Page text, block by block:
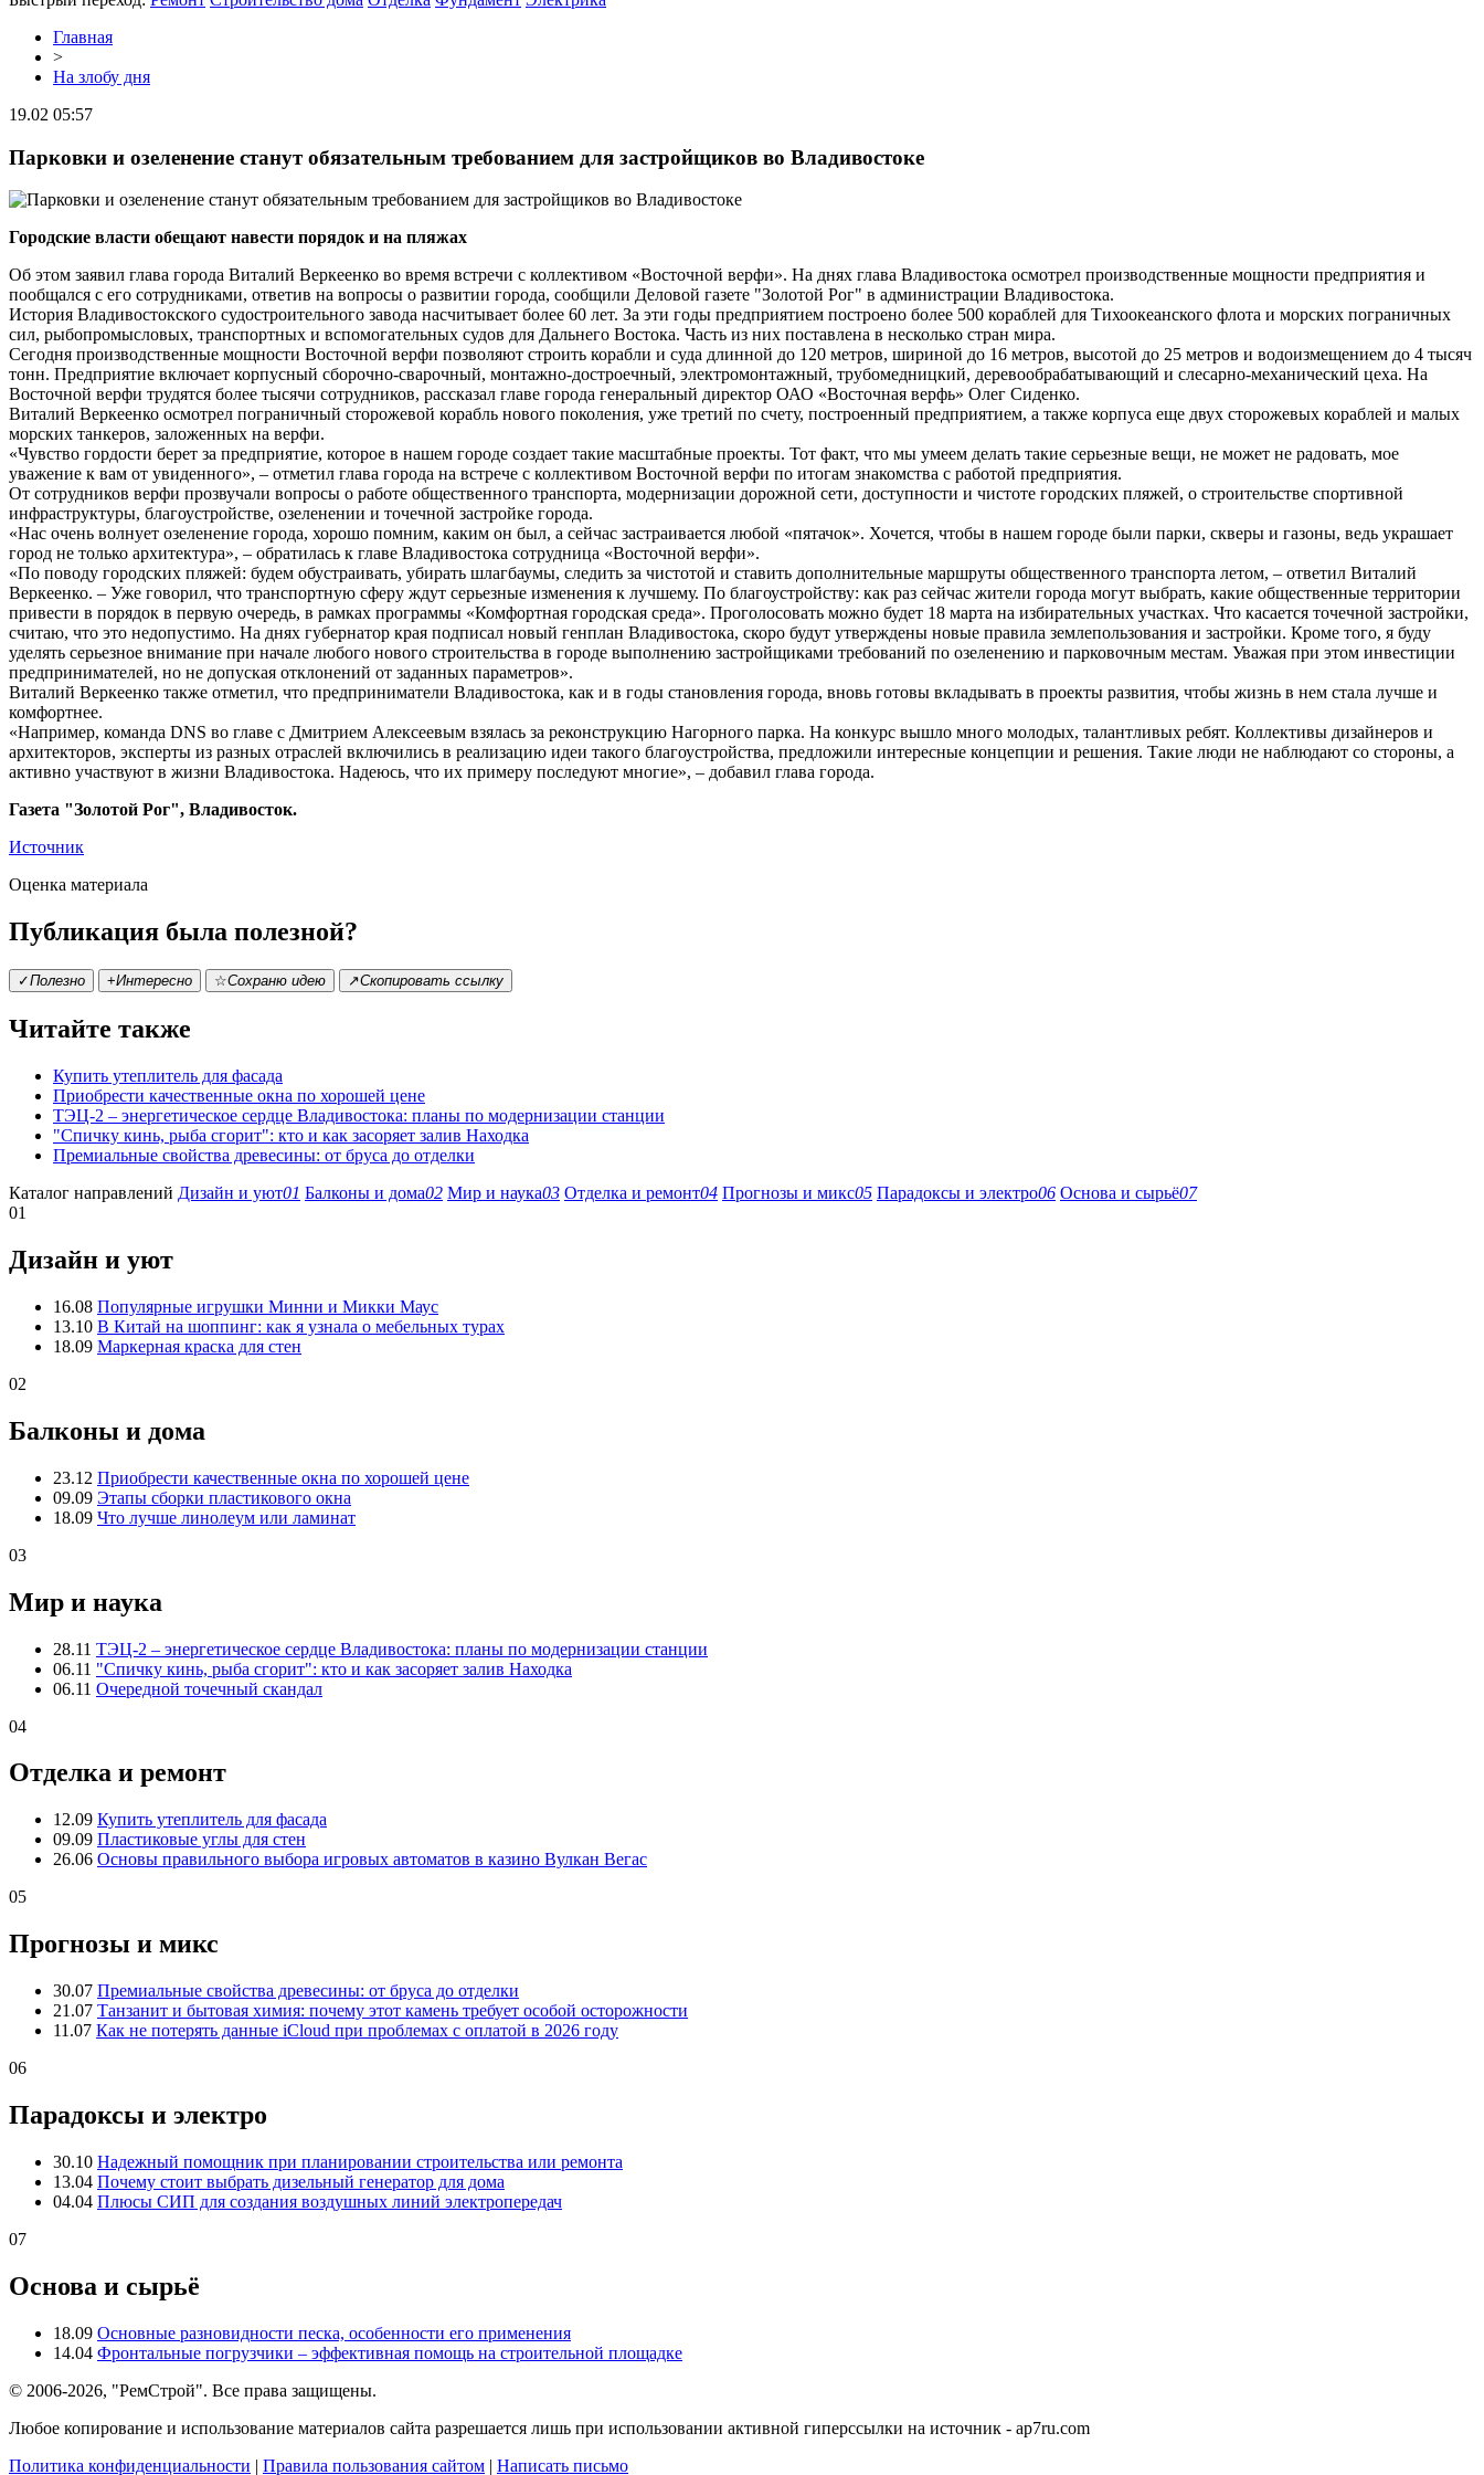
Главная
>
На злобу дня
19.02 05:57
Парковки и озеленение станут обязательным требованием для застройщиков во Владивостоке
Городские власти обещают навести порядок и на пляжах
Об этом заявил глава города Виталий Веркеенко во время встречи с коллективом «Восточной верфи». На днях глава Владивостока осмотрел производственные мощности предприятия и
пообщался с его сотрудниками, ответив на вопросы о развитии города, сообщили Деловой газете "Золотой Рог" в администрации Владивостока.
История Владивостокского судостроительного завода насчитывает более 60 лет. За эти годы предприятием построено более 500 кораблей для Тихоокеанского флота и морских пограничных
сил, рыбопромысловых, транспортных и вспомогательных судов для Дальнего Востока. Часть из них поставлена в несколько стран мира.
Сегодня производственные мощности Восточной верфи позволяют строить корабли и суда длинной до 120 метров, шириной до 16 метров, высотой до 25 метров и водоизмещением до 4 тысяч
тонн. Предприятие включает корпусный сборочно-сварочный, монтажно-достроечный, электромонтажный, трубомедницкий, деревообрабатывающий и слесарно-механический цеха. На
Восточной верфи трудятся более тысячи сотрудников, рассказал главе города генеральный директор ОАО «Восточная верфь» Олег Сиденко.
Виталий Веркеенко осмотрел пограничный сторожевой корабль нового поколения, уже третий по счету, построенный предприятием, а также корпуса еще двух сторожевых кораблей и малых
морских танкеров, заложенных на верфи.
«Чувство гордости берет за предприятие, которое в нашем городе создает такие масштабные проекты. Тот факт, что мы умеем делать такие серьезные вещи, не может не радовать, мое
уважение к вам от увиденного», – отметил глава города на встрече с коллективом Восточной верфи по итогам знакомства с работой предприятия.
От сотрудников верфи прозвучали вопросы о работе общественного транспорта, модернизации дорожной сети, доступности и чистоте городских пляжей, о строительстве спортивной
инфраструктуры, благоустройстве, озеленении и точечной застройке города.
«Нас очень волнует озеленение города, хорошо помним, каким он был, а сейчас застраивается любой «пятачок». Хочется, чтобы в нашем городе были парки, скверы и газоны, ведь украшает
город не только архитектура», – обратилась к главе Владивостока сотрудница «Восточной верфи».
«По поводу городских пляжей: будем обустраивать, убирать шлагбаумы, следить за чистотой и ставить дополнительные маршруты общественного транспорта летом, – ответил Виталий
Веркеенко. – Уже говорил, что транспортную сферу ждут серьезные изменения к лучшему. По благоустройству: как раз сейчас жители города могут выбрать, какие общественные территории
привести в порядок в первую очередь, в рамках программы «Комфортная городская среда». Проголосовать можно будет 18 марта на избирательных участках. Что касается точечной застройки,
считаю, что это недопустимо. На днях губернатор края подписал новый генплан Владивостока, скоро будут утверждены новые правила землепользования и застройки. Кроме того, я буду
уделять серьезное внимание при начале любого нового строительства в городе выполнению застройщиками требований по озеленению и парковочным местам. Уважая при этом инвестиции
предпринимателей, но не допуская отклонений от заданных параметров».
Виталий Веркеенко также отметил, что предприниматели Владивостока, как и в годы становления города, вновь готовы вкладывать в проекты развития, чтобы жизнь в нем стала лучше и
комфортнее.
«Например, команда DNS во главе с Дмитрием Алексеевым взялась за реконструкцию Нагорного парка. На конкурс вышло много молодых, талантливых ребят. Коллективы дизайнеров и
архитекторов, эксперты из разных отраслей включились в реализацию идеи такого благоустройства, предложили интересные концепции и решения. Такие люди не наблюдают со стороны, а
активно участвуют в жизни Владивостока. Надеюсь, что их примеру последуют многие», – добавил глава города.
Газета "Золотой Рог", Владивосток.
Источник
Оценка материала
Публикация была полезной?
✓Полезно +Интересно ☆Сохраню идею ↗Скопировать ссылку
Читайте также
Купить утеплитель для фасада
Приобрести качественные окна по хорошей цене
ТЭЦ-2 – энергетическое сердце Владивостока: планы по модернизации станции
"Спичку кинь, рыба сгорит": кто и как засоряет залив Находка
Премиальные свойства древесины: от бруса до отделки
Каталог направлений Дизайн и уют01 Балконы и дома02 Мир и наука03 Отделка и ремонт04 Прогнозы и микс05 Парадоксы и электро06 Основа и сырьё07
01
Дизайн и уют
16.08 Популярные игрушки Минни и Микки Маус
13.10 В Китай на шоппинг: как я узнала о мебельных турах
18.09 Маркерная краска для стен
02
Балконы и дома
23.12 Приобрести качественные окна по хорошей цене
09.09 Этапы сборки пластикового окна
18.09 Что лучше линолеум или ламинат
03
Мир и наука
28.11 ТЭЦ-2 – энергетическое сердце Владивостока: планы по модернизации станции
06.11 "Спичку кинь, рыба сгорит": кто и как засоряет залив Находка
06.11 Очередной точечный скандал
04
Отделка и ремонт
12.09 Купить утеплитель для фасада
09.09 Пластиковые углы для стен
26.06 Основы правильного выбора игровых автоматов в казино Вулкан Вегас
05
Прогнозы и микс
30.07 Премиальные свойства древесины: от бруса до отделки
21.07 Танзанит и бытовая химия: почему этот камень требует особой осторожности
11.07 Как не потерять данные iCloud при проблемах с оплатой в 2026 году
06
Парадоксы и электро
30.10 Надежный помощник при планировании строительства или ремонта
13.04 Почему стоит выбрать дизельный генератор для дома
04.04 Плюсы СИП для создания воздушных линий электропередач
07
Основа и сырьё
18.09 Основные разновидности песка, особенности его применения
14.04 Фронтальные погрузчики – эффективная помощь на строительной площадке
© 2006-2026, "РемСтрой". Все права защищены.
Любое копирование и использование материалов сайта разрешается лишь при использовании активной гиперссылки на источник - ap7ru.com
Политика конфиденциальности | Правила пользования сайтом | Написать письмо